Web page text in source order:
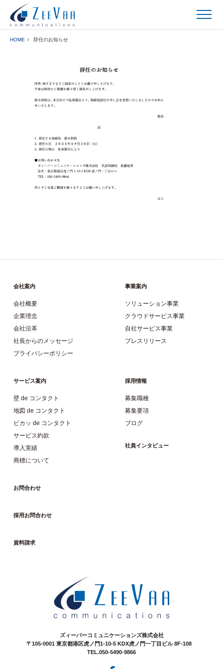
HOME 辞任のお知らせ
会社案内
会社概要
企業理念
会社沿革
社長からのメッセージ
プライバシーポリシー
事業案内
ソリューション事業
クラウドサービス事業
自社サービス事業
プレスリリース
サービス案内
壁 de コンタクト
地図 de コンタクト
ピカッ de コンタクト
サービス約款
導入実績
商標について
採用情報
募集職種
募集要項
ブログ
社員インタビュー
お問合わせ
採用お問合わせ
資料請求
ズィーバーコミュニケーションズ株式会社
〒105-0001 東京都港区虎ノ門1-10-5 KDX虎ノ門一丁目ビル 8F-108
TEL.050-5490-9866